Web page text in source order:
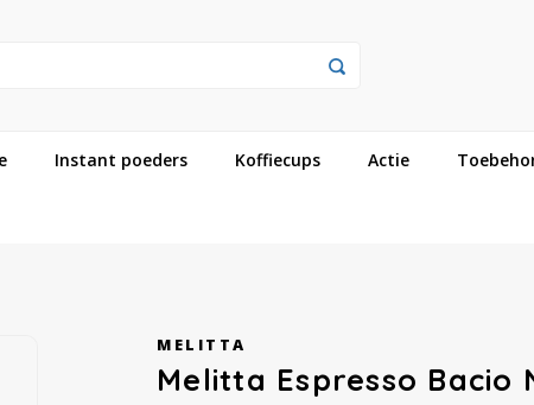
Instant poeders Koffiecups Actie
MELITTA
Melitta Espresso